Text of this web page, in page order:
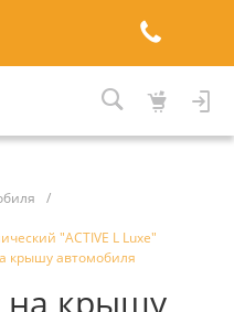
/
"ACTIVE L Luxe"
крышу автомобиля
на крышу